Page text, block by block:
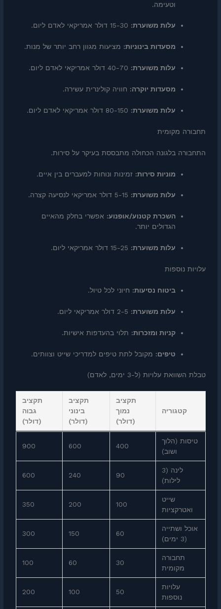
וטעימה.
עלות משוערת:
מסעדות בינוניות: מציעות מגוון רחב יותר של מנות.
עלות משוערת:
מסעדות יוקרה: חוויה קולינרית עשירה.
עלות משוערת:
תחבורה מקומית
התחבורה בלגונה הכחולה מתבססת בעיקר על סירות.
מוניות סירות: זמינות ונוחות למעברים בין איים.
עלות משוערת:
השכרת קטנוע/אופנוע: אפשרי בחלק מהאיים
הגדולים יותר.
עלות משוערת:
עלויות נוספות
ביטוח נסיעות: חיוני לכל טיול.
עלות משוערת:
קניות ומזכרות: תלוי בהעדפות אישיות.
טיפים: מקובל לתת טיפים למדריכי שייט וצוותים.
טבלת השוואת עלויות (ל-3 ימים, לאדם)
קטגוריה
תקציב
נמוך
(דולר)
תקציב
בינוני
(דולר)
תקציב
גבוה
(דולר)
טיסות (הלוך
ושוב)
400
600
900
לינה (3
לילות)
90
240
600
שייט
ואטרקציות
100
200
350
אוכל ושתייה
(3 ימים)
60
150
300
תחבורה
מקומית
30
60
100
עלויות
נוספות
50
100
200